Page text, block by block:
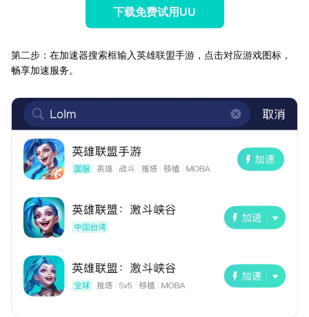
下载免费试用UU
第二步：在加速器搜索框输入英雄联盟手游，点击对应游戏图标，
畅享加速服务。